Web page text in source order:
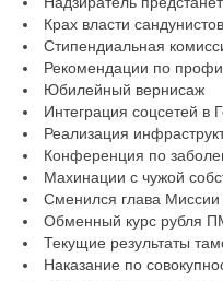
Крах власти сандунистов
Стипендиальная
Рекомендации по
Юбилейный вернисаж
Интеграция соцсетей в
Реализация
Конференция по
Махинации с чужой
Сменился глава
Обменный курс рубля
Текущие результаты
Наказание по